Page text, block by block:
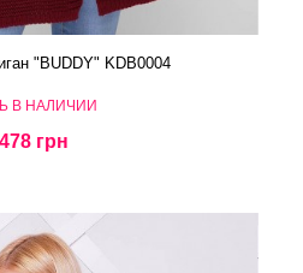
"BUDDY" KDB0004
В НАЛИЧИИ
478 грн